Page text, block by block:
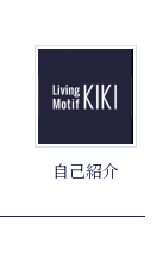
自己紹介